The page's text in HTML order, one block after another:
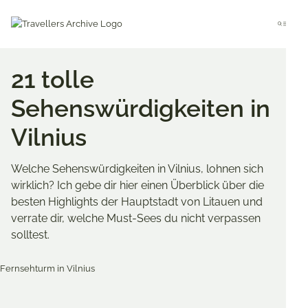
Menu
21 tolle
Sehenswürdigkeiten in
Vilnius
Welche Sehenswürdigkeiten in Vilnius, lohnen sich
wirklich? Ich gebe dir hier einen Überblick über die
besten Highlights der Hauptstadt von Litauen und
verrate dir, welche Must-Sees du nicht verpassen
solltest.